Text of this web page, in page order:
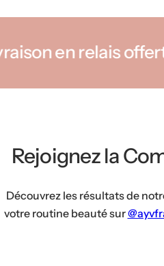
relais offerte dès
Rejoignez la
Découvrez les résultats de
votre routine beauté sur